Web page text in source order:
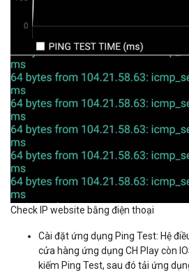
Check IP website bằng điện thoại
Cài đặt ứng dụng Ping Test: Hệ
cửa hàng ứng dụng CH Play còn
kiếm Ping Test, sau đó tải ứng